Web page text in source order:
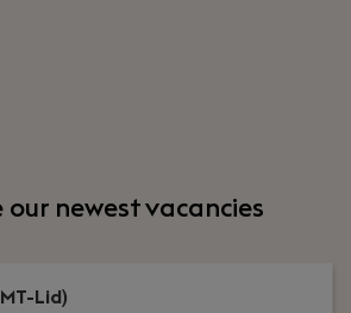
our newest vacancies
Lid)